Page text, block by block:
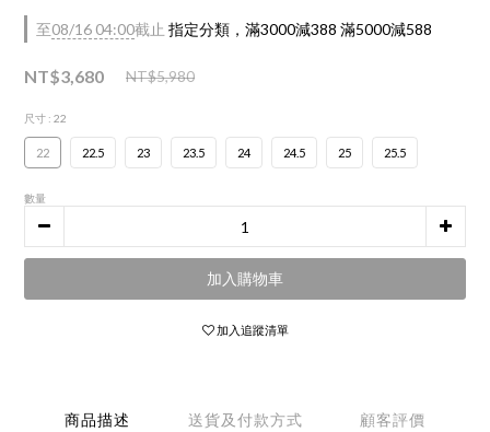
至08/16 04:00截止 指定分類，滿3000減388 滿5000減588
NT$3,680 NT$5,980
尺寸 : 22
22 22.5 23 23.5 24 24.5 25 25.5
數量
加入購物車
加入追蹤清單
商品描述 送貨及付款方式 顧客評價